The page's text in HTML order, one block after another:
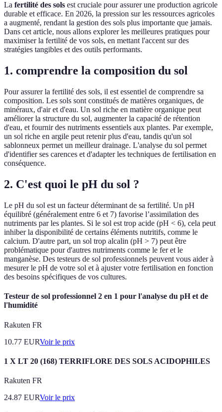
La fertilité des sols est cruciale pour assurer une production agricole
durable et efficace. En 2026, la pression sur les ressources agricoles
a augmenté, rendant la gestion des sols plus importante que jamais.
Dans cet article, nous allons explorer les meilleures pratiques pour
maximiser la fertilité de vos sols, en mettant l'accent sur des
stratégies tangibles et des outils performants.
1. comprendre la composition du sol
Pour assurer la fertilité des sols, il est essentiel de comprendre sa
composition. Les sols sont constitués de matières organiques, de
minéraux, d'air et d'eau. Un sol riche en matière organique peut
améliorer la structure du sol, augmenter la capacité de rétention
d'eau, et fournir des nutriments essentiels aux plantes. Par exemple,
un sol riche en argile peut retenir plus d'eau, tandis qu'un sol
sablonneux permet un meilleur drainage. L'analyse du sol permet
d'identifier ses carences et d'adapter les techniques de fertilisation en
conséquence.
2. C'est quoi le pH du sol ?
Le pH du sol est un facteur déterminant de sa fertilité. Un pH
équilibré (généralement entre 6 et 7) favorise l’assimilation des
nutriments par les plantes. Si le sol est trop acide (pH < 6), cela peut
inhiber la disponibilité de certains éléments nutritifs, comme le
calcium. D'autre part, un sol trop alcalin (pH > 7) peut être
problématique pour d'autres nutriments comme le fer et le
manganèse. Des testeurs de sol professionnels peuvent vous aider à
mesurer le pH de votre sol et à ajuster votre fertilisation en fonction
des besoins spécifiques de vos cultures.
Testeur de sol professionnel 2 en 1 pour l'analyse du pH et de
l'humidité
Rakuten FR
10.77 EURVoir le prix
1 X LT 20 (168) TERRIFLORE DES SOLS ACIDOPHILES
Rakuten FR
24.87 EURVoir le prix